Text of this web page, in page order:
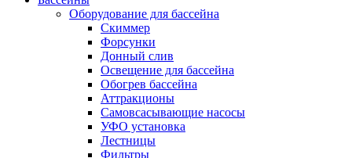
Оборудование для бассейна
Скиммер
Форсунки
Донный слив
Освещение для бассейна
Обогрев бассейна
Аттракционы
Самовсасывающие насосы
УФО установка
Лестницы
Фильтры